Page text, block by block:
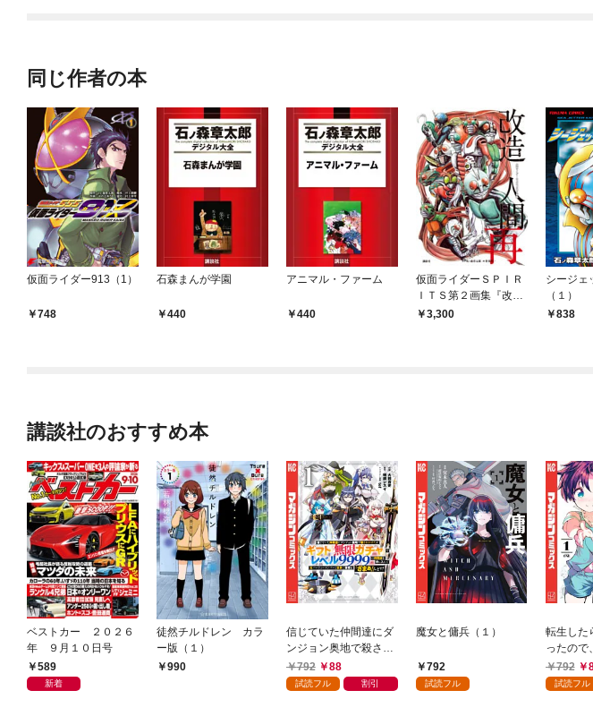
同じ作者の本
仮面ライダー913（1）
748
石森まんが学園
440
アニマル・ファーム
440
仮面ライダーＳＰＩＲ
ＩＴＳ第２画集『改造
人間 再』
3,300
シージェ
（１）
838
講談社のおすすめ本
ベストカー ２０２６
年 ９月１０日号
589
新着
徒然チルドレン カラ
ー版（１）
990
信じていた仲間達にダ
ンジョン奥地で殺され
かけたがギフト『無限
ガチャ』でレベル９９
792 88
試読フル 割引
魔女と傭兵（１）
792
試読フル
転生した
ったので
術を極め
792
試読フル